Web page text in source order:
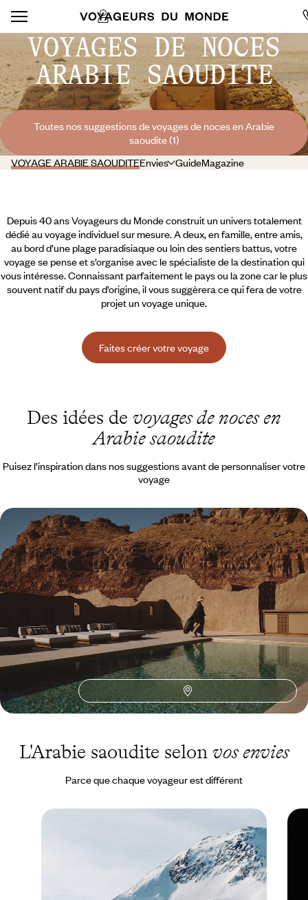
VOYAGES DE NOCES
ARABIE SAOUDITE
Toutes nos suggestions de voyages de noces en Arabie
saoudite (1)
VOYAGE ARABIE SAOUDITEEnvies GuideMagazine
Depuis 40 ans Voyageurs du Monde construit un univers totalement
dédié au voyage individuel sur mesure. A deux, en famille, entre amis,
au bord d’une plage paradisiaque ou loin des sentiers battus, votre
voyage se pense et s’organise avec le spécialiste de la destination qui
vous intéresse. Connaissant parfaitement le pays ou la zone car le plus
souvent natif du pays d’origine, il vous suggèrera ce qui fera de votre
projet un voyage unique.
Faites créer votre voyage
Des idées de voyages de noces en
Arabie saoudite
Puisez l’inspiration dans nos suggestions avant de personnaliser votre
voyage
Cités anciennes, désert, mer Rouge - L’Arabie
Saoudite en adresses d'exception
D’héritages historiques en merveilles naturelles, voir le meilleur du pays
dans des conditions privilégiées de confort, de logistique et
d’exclusivité
9 jours, de CHF 8600 à CHF 10400
Toutes nos suggestions de voyages de noces en Arabie
saoudite (1)
L'Arabie saoudite selon vos envies
Parce que chaque voyageur est différent